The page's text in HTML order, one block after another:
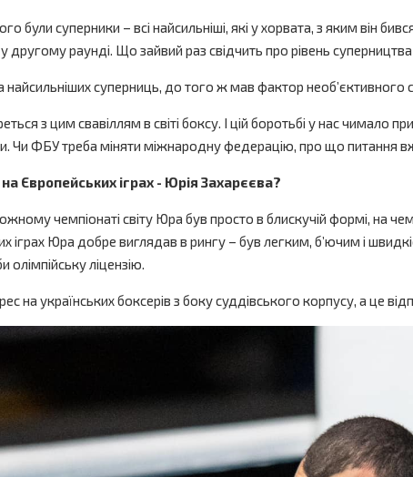
суперники – всі найсильніші, які у хорвата, з яким він
раунді. Що зайвий раз свідчить про рівень суперництва в
суперниць, до того ж мав фактор необ’єктивного
з цим свавіллям в світі боксу. І цій боротьбі у нас чимало
Чи ФБУ треба міняти міжнародну федерацію, про що питання
Європейських іграх - Юрія Захарєєва?
чемпіонаті світу Юра був просто в блискучій формі, на
Юра добре виглядав в рингу – був легким, б’ючим і
ліцензію.
на українських боксерів з боку суддівського корпусу, а це